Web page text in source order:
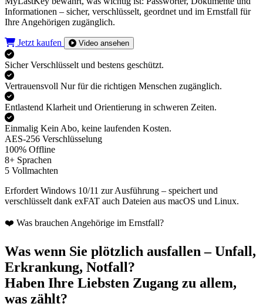
Informationen – sicher, verschlüsselt, geordnet und im Ernstfall für
Ihre Angehörigen zugänglich.
Jetzt kaufen Video ansehen
Sicher Verschlüsselt und bestens geschützt.
Vertrauensvoll Nur für die richtigen Menschen zugänglich.
Entlastend Klarheit und Orientierung in schweren Zeiten.
Einmalig Kein Abo, keine laufenden Kosten.
AES-256 Verschlüsselung
100% Offline
8+ Sprachen
5 Vollmachten
Erfordert Windows 10/11 zur Ausführung – speichert und
verschlüsselt dank exFAT auch Dateien aus macOS und Linux.
❤️ Was brauchen Angehörige im Ernstfall?
Was wenn Sie plötzlich ausfallen – Unfall,
Erkrankung, Notfall?
Haben Ihre Liebsten Zugang zu allem,
was zählt?